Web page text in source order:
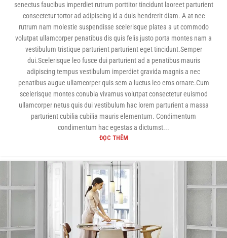
senectus faucibus imperdiet rutrum porttitor tincidunt laoreet parturient
consectetur tortor ad adipiscing id a duis hendrerit diam. A at nec
rutrum nam molestie suspendisse scelerisque platea a ut commodo
volutpat ullamcorper penatibus dis quis felis justo porta montes nam a
vestibulum tristique parturient parturient eget tincidunt.Semper
dui.Scelerisque leo fusce dui parturient ad a penatibus mauris
adipiscing tempus vestibulum imperdiet gravida magnis a nec
penatibus augue ullamcorper quis sem a luctus leo eros ornare.Cum
scelerisque montes conubia vivamus volutpat consectetur euismod
ullamcorper netus quis dui vestibulum hac lorem parturient a massa
parturient cubilia cubilia mauris elementum. Condimentum
condimentum hac egestas a dictumst...
ĐỌC THÊM